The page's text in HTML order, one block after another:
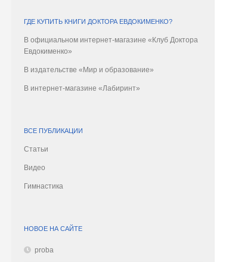
ГДЕ КУПИТЬ КНИГИ ДОКТОРА ЕВДОКИМЕНКО?
В официальном интернет-магазине «Клуб Доктора
Евдокименко»
В издательстве «Мир и образование»
В интернет-магазине «Лабиринт»
ВСЕ ПУБЛИКАЦИИ
Статьи
Видео
Гимнастика
НОВОЕ НА САЙТЕ
proba